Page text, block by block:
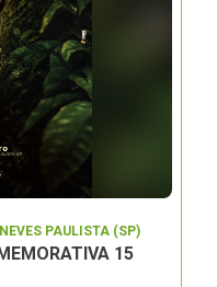
NEVES PAULISTA (SP)
15